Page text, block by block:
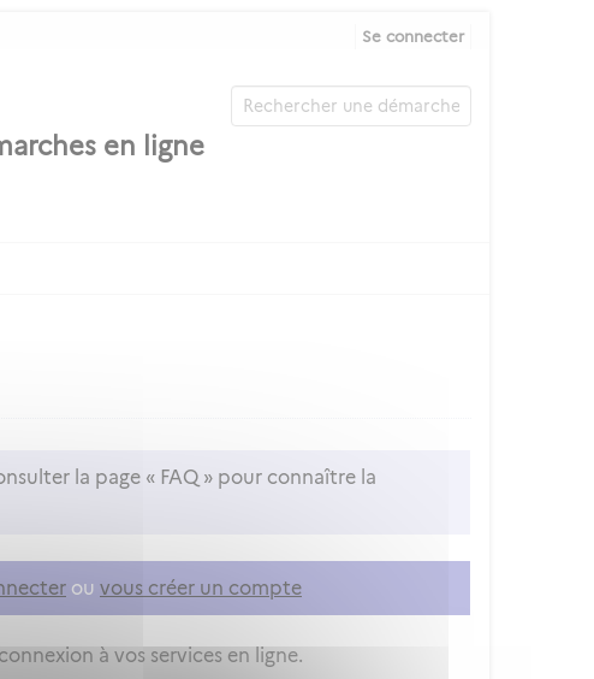
Se connecter
la page « FAQ » pour connaître la
ou vous créer un compte
à vos services en ligne.